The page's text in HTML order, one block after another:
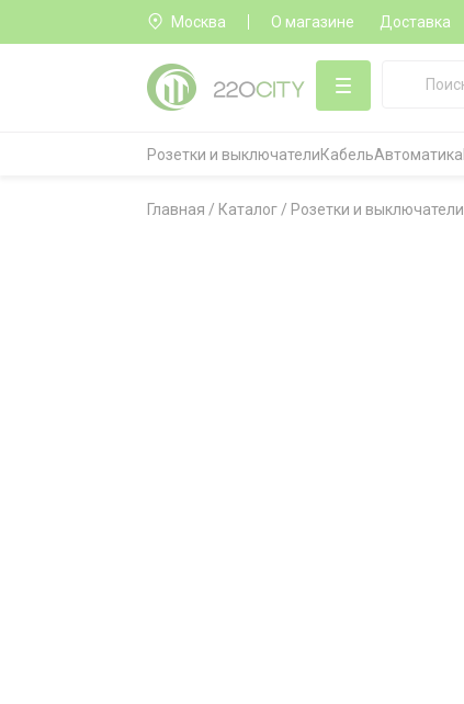
Москва О магазине Доставка
Розетки и выключателиКабельАвтоматика
Главная / Каталог / Розетки и выключатели